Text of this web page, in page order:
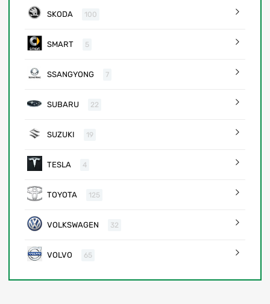
SKODA 100
SMART 5
SSANGYONG 7
SUBARU 22
SUZUKI 19
TESLA 4
TOYOTA 125
VOLKSWAGEN 32
VOLVO 65